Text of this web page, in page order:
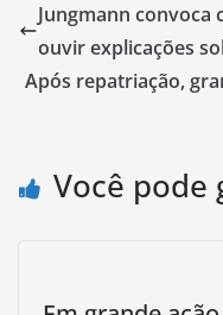
Jungmann convoca
ouvir explicações
Após repatriação,
Você pode